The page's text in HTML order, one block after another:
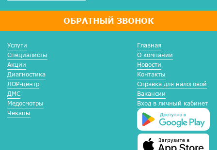
ОБРАТНЫЙ ЗВОНОК
Услуги
Специалисты
Акции
Диагностика
ЛОР-центр
ДМС
Медосмотры
Чекапы
Главная
О компании
Новости
Контакты
Справка для налоговой
Вакансии
Вход в личный кабинет